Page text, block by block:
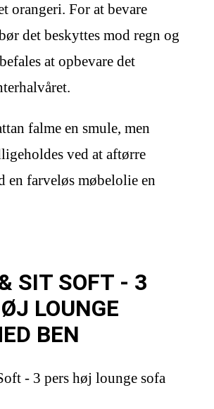
orangeri. For at bevare
det beskyttes mod regn og
at opbevare det
falme en smule, men
ved at aftørre
en farveløs møbelolie en
SIT SOFT - 3
LOUNGE
BEN